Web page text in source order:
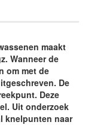
maakt
Wanneer de
om met de
De
Deze
Uit onderzoek
knelpunten naar